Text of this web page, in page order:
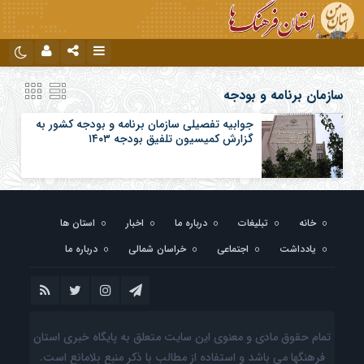
تلگرام نام کاربری یا نشانی ایمیل
رمز عبور
سازمان برنامه و بودجه
جوابیه تفصیلی سازمان برنامه و بودجه کشور به
گزارش کمیسیون تلفیق بودجه ۱۴۰۳
خانه تبلیغات درباره ما اخبار
استان ها
یادداشت
اجتماعی خراسان شمالی درباره ما
تمام حقوق مادی و معنوی این سایت متعلق به پایگاه خبری استان
فرهنگها می باشد و استفاده از مطالب با ذکر منبع بلامانع است.